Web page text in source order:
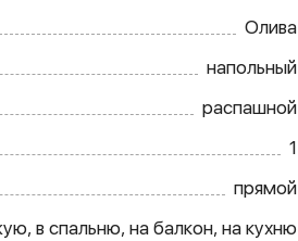
Олива
напольный
распашной
1
прямой
в спальню, на балкон, на кухню